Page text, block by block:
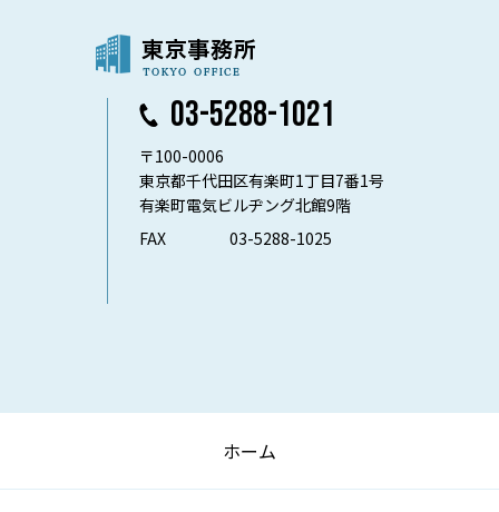
03-5288-1021
〒100-0006
東京都千代田区有楽町1丁目7番1号
有楽町電気ビルヂング北館9階
FAX
03-5288-1025
ホーム